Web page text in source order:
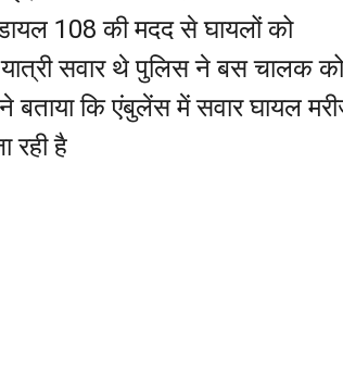
108 की मदद से घायलों को
सवार थे पुलिस ने बस चालक को
बताया कि एंबुलेंस में सवार घायल
रही है